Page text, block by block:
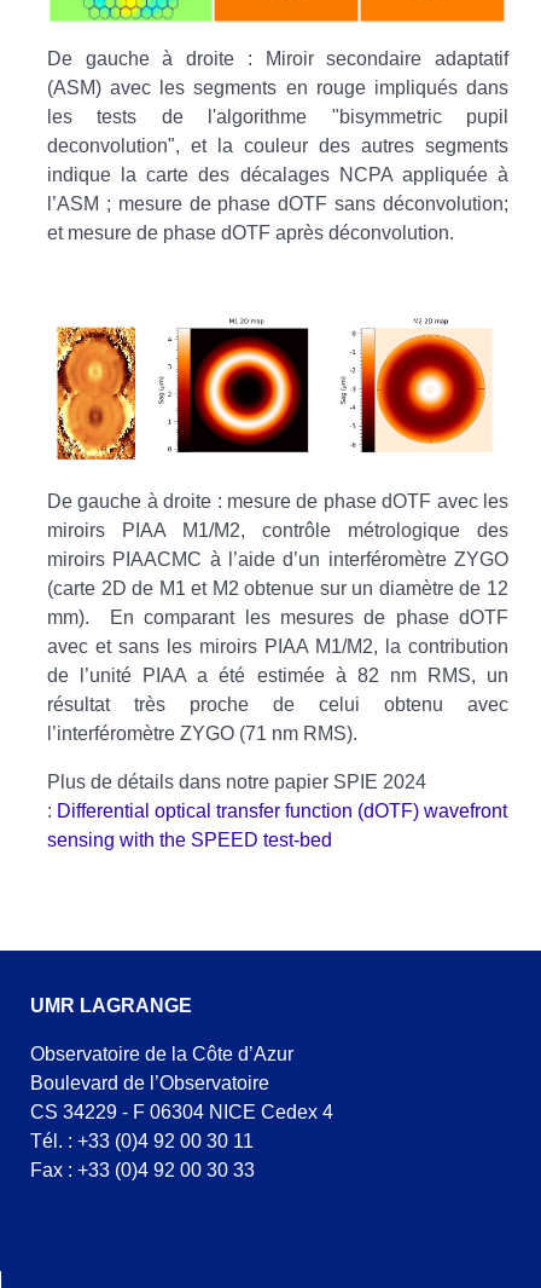
De gauche à droite : Miroir secondaire adaptatif
(ASM) avec les segments en rouge impliqués dans
les tests de l'algorithme "bisymmetric pupil
deconvolution", et la couleur des autres segments
indique la carte des décalages NCPA appliquée à
l’ASM ; mesure de phase dOTF sans déconvolution;
et mesure de phase dOTF après déconvolution.
De gauche à droite : mesure de phase dOTF avec les
miroirs PIAA M1/M2, contrôle métrologique des
miroirs PIAACMC à l’aide d’un interféromètre ZYGO
(carte 2D de M1 et M2 obtenue sur un diamètre de 12
mm). En comparant les mesures de phase dOTF
avec et sans les miroirs PIAA M1/M2, la contribution
de l’unité PIAA a été estimée à 82 nm RMS, un
résultat très proche de celui obtenu avec
l’interféromètre ZYGO (71 nm RMS).
Plus de détails dans notre papier SPIE 2024
: Differential optical transfer function (dOTF) wavefront
sensing with the SPEED test-bed
UMR LAGRANGE
Observatoire de la Côte d’Azur
Boulevard de l’Observatoire
CS 34229 - F 06304 NICE Cedex 4
Tél. : +33 (0)4 92 00 30 11
Fax : +33 (0)4 92 00 30 33